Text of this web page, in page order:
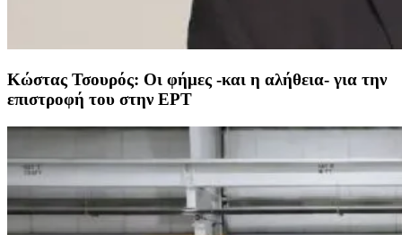
Κώστας Τσουρός: Οι φήμες -και η αλήθεια- για την
επιστροφή του στην ΕΡΤ